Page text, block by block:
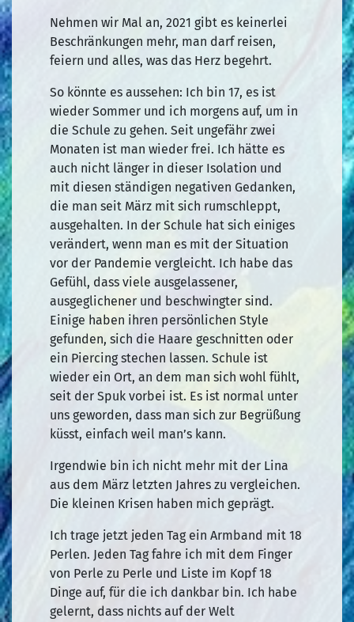
Nehmen wir Mal an, 2021 gibt es keinerlei
Beschränkungen mehr, man darf reisen,
feiern und alles, was das Herz begehrt.
So könnte es aussehen: Ich bin 17, es ist
wieder Sommer und ich morgens auf, um in
die Schule zu gehen. Seit ungefähr zwei
Monaten ist man wieder frei. Ich hätte es
auch nicht länger in dieser Isolation und
mit diesen ständigen negativen Gedanken,
die man seit März mit sich rumschleppt,
ausgehalten. In der Schule hat sich einiges
verändert, wenn man es mit der Situation
vor der Pandemie vergleicht. Ich habe das
Gefühl, dass viele ausgelassener,
ausgeglichener und beschwingter sind.
Einige haben ihren persönlichen Style
gefunden, sich die Haare geschnitten oder
ein Piercing stechen lassen. Schule ist
wieder ein Ort, an dem man sich wohl fühlt,
seit der Spuk vorbei ist. Es ist normal unter
uns geworden, dass man sich zur Begrüßung
küsst, einfach weil man’s kann.
Irgendwie bin ich nicht mehr mit der Lina
aus dem März letzten Jahres zu vergleichen.
Die kleinen Krisen haben mich geprägt.
Ich trage jetzt jeden Tag ein Armband mit 18
Perlen. Jeden Tag fahre ich mit dem Finger
von Perle zu Perle und Liste im Kopf 18
Dinge auf, für die ich dankbar bin. Ich habe
gelernt, dass nichts auf der Welt